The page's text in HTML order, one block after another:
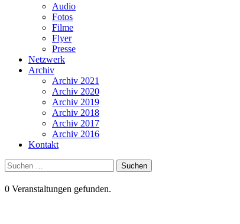
Audio
Fotos
Filme
Flyer
Presse
Netzwerk
Archiv
Archiv 2021
Archiv 2020
Archiv 2019
Archiv 2018
Archiv 2017
Archiv 2016
Kontakt
Suchen
nach:
0 Veranstaltungen gefunden.